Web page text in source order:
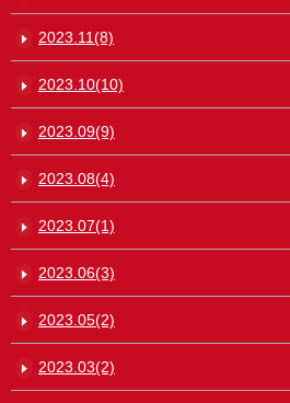
2023.11(8)
2023.10(10)
2023.09(9)
2023.08(4)
2023.07(1)
2023.06(3)
2023.05(2)
2023.03(2)